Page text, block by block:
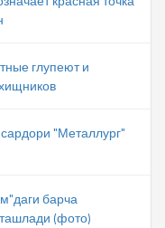
глупеют и
"Металлург"
барча
(фото)